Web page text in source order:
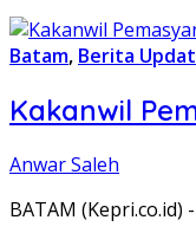
Batam, Berita
Kakanwil
Anwar Saleh
BATAM